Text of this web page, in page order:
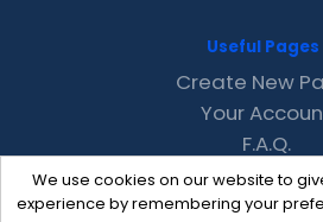
We use cookies on our website to
experience by remembering your
Useful Pages
Create New
Your
F.A.Q.
Recent
Contact